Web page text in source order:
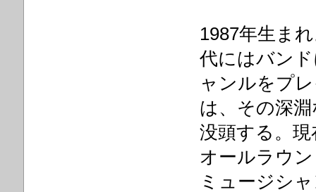
1987年生ま
代にはバン
ャンルをプ
は、その深
没頭する。
オールラウ
ミュージシ